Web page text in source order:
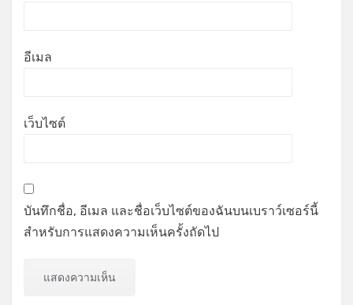
อีเมล
เว็บไซต์
บันทึกชื่อ, อีเมล และชื่อเว็บไซต์ของฉันบนเบราว์เซอร์นี้
สำหรับการแสดงความเห็นครั้งถัดไป